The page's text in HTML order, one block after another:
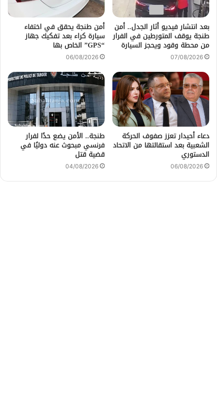
بعد انتشار فيديو أثار الجدل.. أمن
طنجة يوقف المتورطين في الفرار
من محطة وقود ويحجز السيارة
07/08/2026
أمن طنجة يحقق في اختفاء
سيارة كراء بعد تفكيك جهاز
“GPS” الخاص بها
06/08/2026
دعاء أحيدار تعزز صفوف الحركة
الشعبية بعد استقالتها من الاتحاد
الدستوري
06/08/2026
طنجة.. الأمن يضع حدًا لفرار
فرنسي مبحوث عنه دوليًا في
قضية قتل
04/08/2026